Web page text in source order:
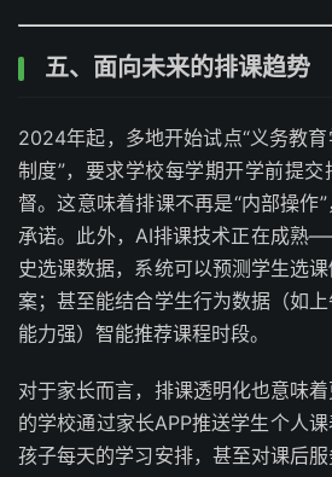
五、面向未来的排课趋势
2024年起，多地开始试点“义务教
制度”，要求学校每学期开学前提
督。这意味着排课不再是“内部操作
承诺。此外，AI排课技术正在成熟
史选课数据，系统可以预测学生选
案；甚至能结合学生行为数据（如
能力强）智能推荐课程时段。
对于家长而言，排课透明化也意味
的学校通过家长APP推送学生个人
孩子每天的学习安排，甚至对课后服